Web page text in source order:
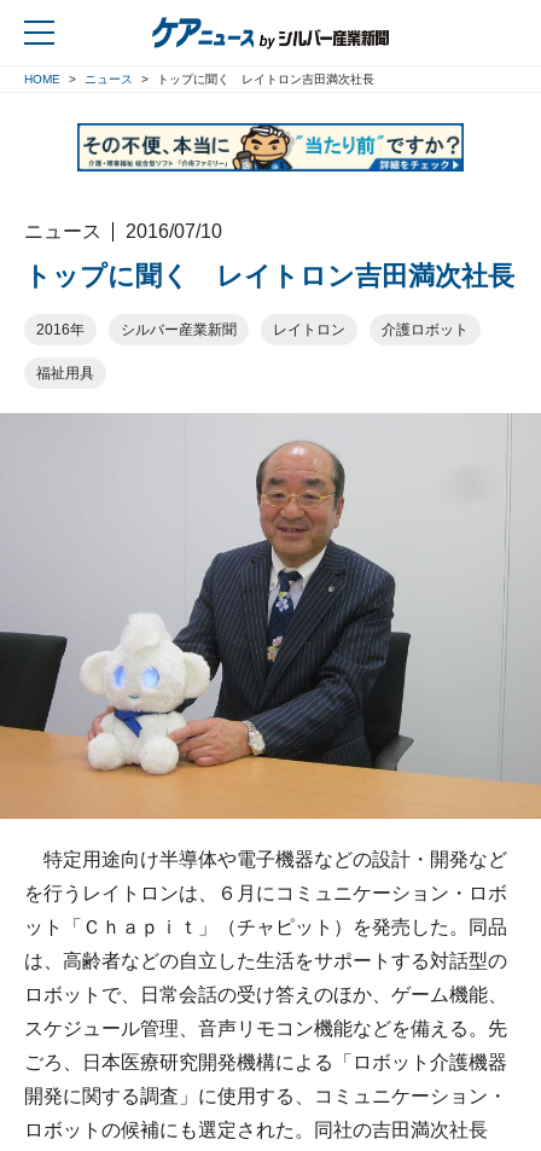
HOME ニュース トップに聞く レイトロン吉田満次社長
ニュース 2016/07/10
トップに聞く レイトロン吉田満次社長
2016年 シルバー産業新聞 レイトロン 介護ロボット
福祉用具
特定用途向け半導体や電子機器などの設計・開発など
を行うレイトロンは、６月にコミュニケーション・ロボ
ット「Ｃｈａｐｉｔ」（チャピット）を発売した。同品
は、高齢者などの自立した生活をサポートする対話型の
ロボットで、日常会話の受け答えのほか、ゲーム機能、
スケジュール管理、音声リモコン機能などを備える。先
ごろ、日本医療研究開発機構による「ロボット介護機器
開発に関する調査」に使用する、コミュニケーション・
ロボットの候補にも選定された。同社の吉田満次社長